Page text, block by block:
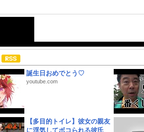
誕生日おめでとう♡
youtube.com
【多目的トイレ】彼女の親友
に浮気してボコられる彼氏